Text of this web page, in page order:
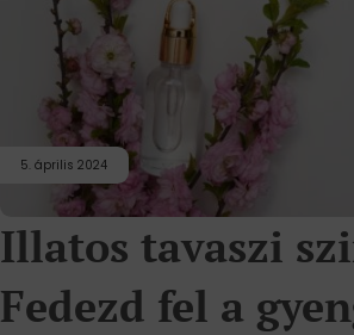
5. április 2024
Illatos tavaszi
Fedezd fel a